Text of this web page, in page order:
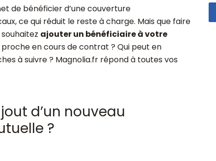
de bénéficier d’une couverture
ce qui réduit le reste à charge. Mais que faire
ajouter un bénéficiaire à votre
proche en cours de contrat ? Qui peut en
à suivre ? Magnolia.fr répond à toutes vos
d’un nouveau
?